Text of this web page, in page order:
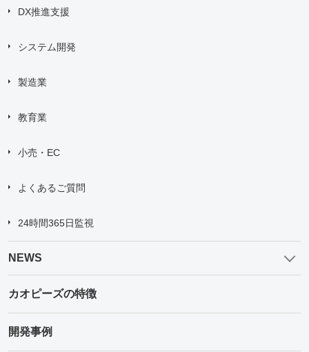
DX推進支援
システム開発
製造業
教育業
小売・EC
よくあるご質問
24時間365日監視
NEWS
カオピーズの特徴
開発事例